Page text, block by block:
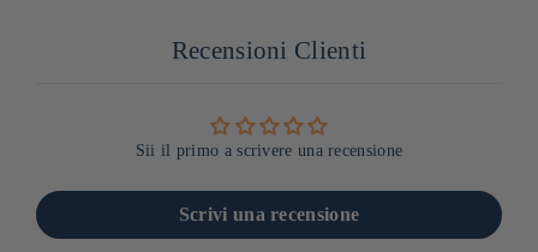
Recensioni Clienti
Sii il primo a scrivere una recensione
Scrivi una recensione